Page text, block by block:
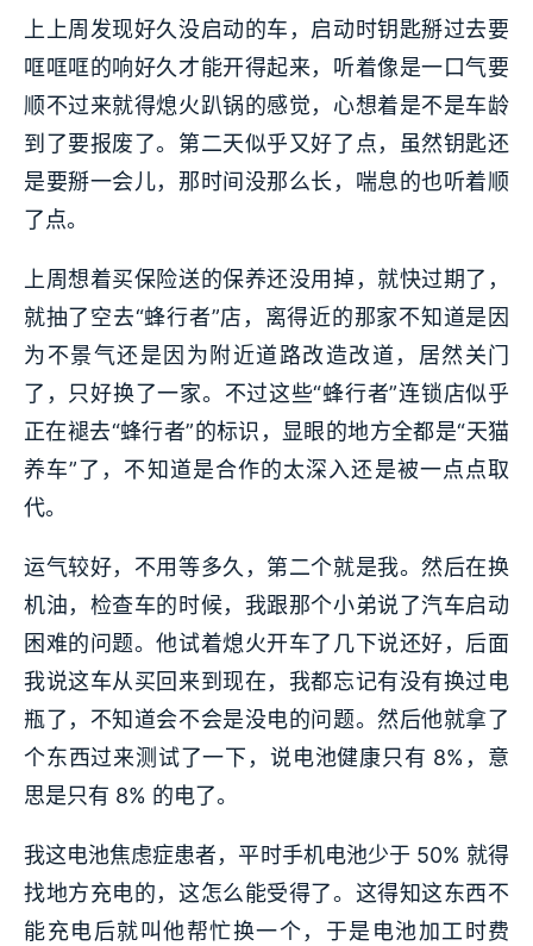
上上周发现好久没启动的车，启动时钥匙掰过去要
哐哐哐的响好久才能开得起来，听着像是一口气要
顺不过来就得熄火趴锅的感觉，心想着是不是车龄
到了要报废了。第二天似乎又好了点，虽然钥匙还
是要掰一会儿，那时间没那么长，喘息的也听着顺
了点。
上周想着买保险送的保养还没用掉，就快过期了，
就抽了空去“蜂行者”店，离得近的那家不知道是因
为不景气还是因为附近道路改造改道，居然关门
了，只好换了一家。不过这些“蜂行者”连锁店似乎
正在褪去“蜂行者”的标识，显眼的地方全都是“天猫
养车”了，不知道是合作的太深入还是被一点点取
代。
运气较好，不用等多久，第二个就是我。然后在换
机油，检查车的时候，我跟那个小弟说了汽车启动
困难的问题。他试着熄火开车了几下说还好，后面
我说这车从买回来到现在，我都忘记有没有换过电
瓶了，不知道会不会是没电的问题。然后他就拿了
个东西过来测试了一下，说电池健康只有 8%，意
思是只有 8% 的电了。
我这电池焦虑症患者，平时手机电池少于 50% 就得
找地方充电的，这怎么能受得了。这得知这东西不
能充电后就叫他帮忙换一个，于是电池加工时费